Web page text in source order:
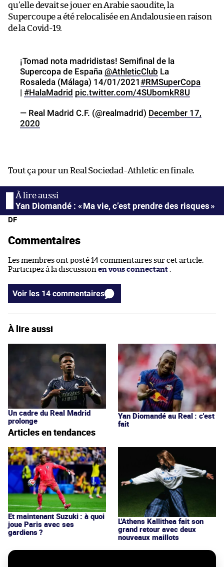
qu’elle devait se jouer en Arabie saoudite, la
Supercoupe a été relocalisée en Andalousie en raison
de la Covid-19.
¡Tomad nota madridistas! Semifinal de la
Supercopa de España @AthleticClub La
Rosaleda (Málaga) 14/01/2021#RMSuperCopa
| #HalaMadrid pic.twitter.com/4SUbomkR8U
— Real Madrid C.F. (@realmadrid) December 17,
2020
Tout ça pour un Real Sociedad-Athletic en finale.
Yan Diomandé : « Ma vie, c’est prendre des risques »
DF
Commentaires
Les membres ont posté 14 commentaires sur cet article.
Participez à la discussion en vous connectant
Voir les 14 commentaires
À lire aussi
Un cadre du Real Madrid
prolonge
Yan Diomandé au Real : c'est
fait
Articles en tendances
Et maintenant Suzuki : à quoi
joue Paris avec ses
gardiens ?
L'Athens Kallithea fait son
grand retour avec deux
nouveaux maillots